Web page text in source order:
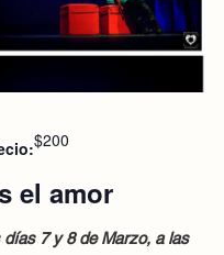
$200
el amor
7 y 8 de Marzo, a las